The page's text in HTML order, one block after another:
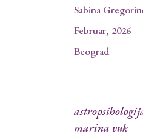
Sabina
Februar, 2026
Beograd
marina vuk